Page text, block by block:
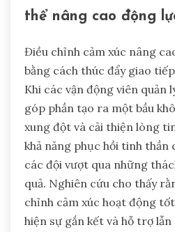
thể nâng cao động
Điều chỉnh cảm xúc nâng
bằng cách thúc đẩy giao
Khi các vận động viên quản
góp phần tạo ra một bầu
xung đột và cải thiện lòng
khả năng phục hồi tinh thần
các đội vượt qua những
quả. Nghiên cứu cho thấy
chỉnh cảm xúc hoạt động
hiện sự gắn kết và hỗ trợ